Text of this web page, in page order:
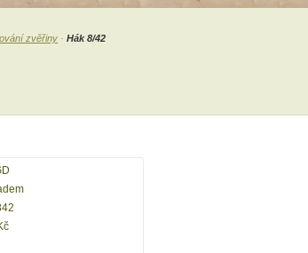
zvěřiny · Hák 8/42